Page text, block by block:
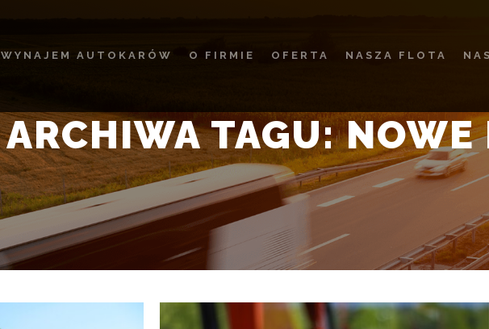
WYNAJEM AUTOKARÓW O FIRMIE OFERTA NASZA FLOTA
ARCHIWA TAGU:NOWE